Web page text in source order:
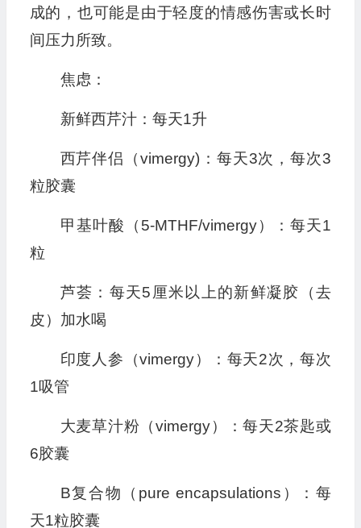
成的，也可能是由于轻度的情感伤害或长时
间压力所致。
焦虑：
新鲜西芹汁：每天1升
西芹伴侣（vimergy)：每天3次，每次3
粒胶囊
甲基叶酸（5-MTHF/vimergy）：每天1
粒
芦荟：每天5厘米以上的新鲜凝胶（去
皮）加水喝
印度人参（vimergy）：每天2次，每次
1吸管
大麦草汁粉（vimergy）：每天2茶匙或
6胶囊
B复合物（pure encapsulations）：每
天1粒胶囊